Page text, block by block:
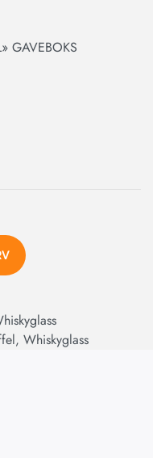
GAVEBOKS
, Whiskyglass